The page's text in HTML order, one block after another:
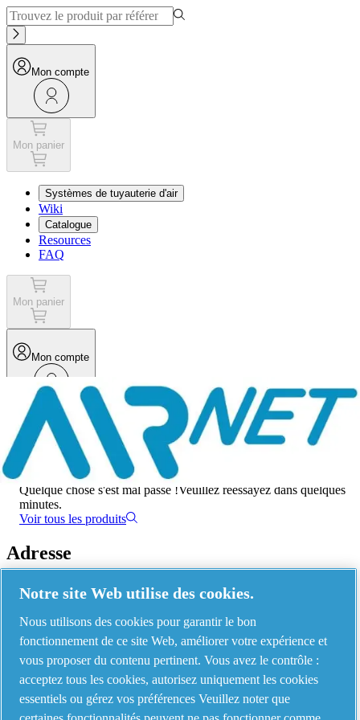
Mon compte
Mon panier
Systèmes de tuyauterie d'air
Wiki
Catalogue
Resources
FAQ
Mon panier
Mon compte
Menu
Une erreur s'est produite
Quelque chose s'est mal passé !Veuillez réessayez dans quelques
minutes.
Voir tous les produits
Adresse
AIRnet - C.Aria.C
Via Selva Maiolo, 5/7 - 36075, Montecchio Maggiore, Vicenza Italy
Contact us
Notre site Web utilise des cookies.
Nous utilisons des cookies pour garantir le bon
fonctionnement de ce site Web, améliorer votre expérience et
vous proposer du contenu pertinent. Vous avez le contrôle :
acceptez tous les cookies, autorisez uniquement les cookies
essentiels ou gérez vos préférences Veuillez noter que